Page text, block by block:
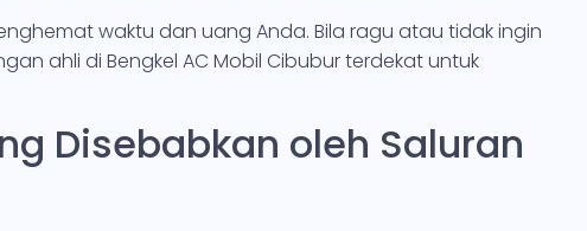
waktu dan uang Anda. Bila ragu atau tidak ingin
ahli di Bengkel AC Mobil Cibubur terdekat untuk
Disebabkan oleh Saluran